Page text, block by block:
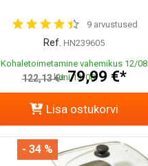
9 arvustused
Ref. HN239605
Kohaletoimetamine vahemikus 12/08
kuni 13/08
122,13 €* 79,99 €*
Lisa ostukorvi
- 34 %